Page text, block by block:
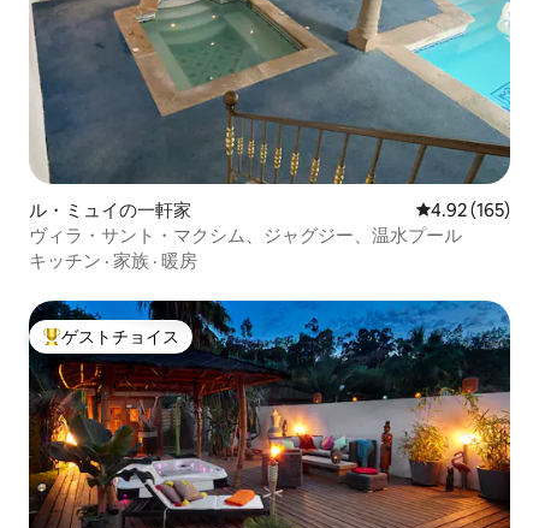
ル・ミュイの一軒家 レビュー165
4.92 (165)
ヴィラ・サント・マクシム、ジャグジー、温水プール
キッチン · 家族 · 暖房
大好評のゲストチョイスです。
ゲストチョイス